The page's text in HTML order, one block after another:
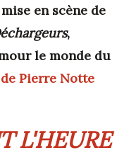
en scène de
,
le monde du
Pierre Notte
L'HEURE